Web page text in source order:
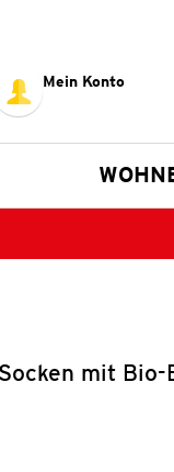
Mein Konto
mit Bio-